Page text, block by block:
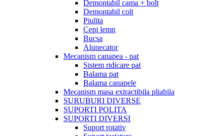
Demontabil cama + bolt
Demontabil colt
Piulita
Cepi lemn
Bucsa
Alunecator
Mecanism canapea - pat
Sistem ridicare pat
Balama pat
Balama canapele
Mecanism masa extractibila pliabila
SURUBURI DIVERSE
SUPORTI POLITA
SUPORTI DIVERSI
Suport rotativ